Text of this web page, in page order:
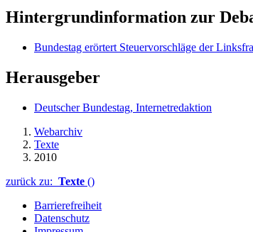
Hintergrundinformation zur
Bundestag erörtert Steuervorschläge der
Herausgeber
Deutscher Bundestag, Internetredaktion
Webarchiv
Texte
2010
zurück zu: Texte ()
Barrierefreiheit
Datenschutz